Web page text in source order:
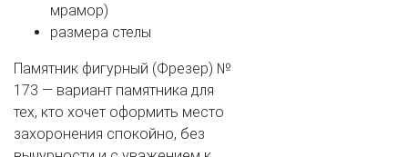
мрамор)
размера стелы
Памятник фигурный (Фрезер) №
173 — вариант памятника для
тех, кто хочет оформить место
захоронения спокойно, без